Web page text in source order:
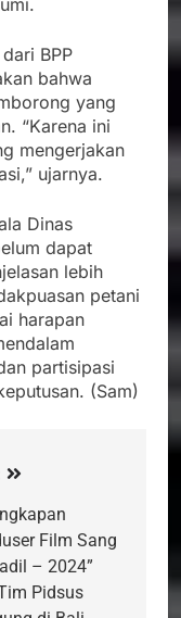
BPP
bahwa
yang
“Karena ini
mengerjakan
ujarnya.
Dinas
dapat
lebih
petani
harapan
partisipasi
(Sam)
Film Sang
– 2024”
Pidsus